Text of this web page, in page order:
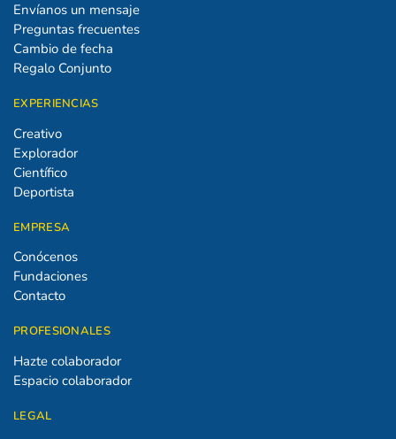
Envíanos un mensaje
Preguntas frecuentes
Cambio de fecha
Regalo Conjunto
EXPERIENCIAS
Creativo
Explorador
Científico
Deportista
EMPRESA
Conócenos
Fundaciones
Contacto
PROFESIONALES
Hazte colaborador
Espacio colaborador
LEGAL